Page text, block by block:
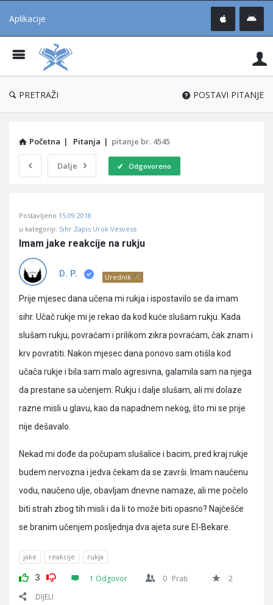
Aplikacije
®
PRETRAŽI POSTAVI PITANJE
Početna | Pitanja | pitanje br. 4545
Dalje Odgovoreno
Učene
Latest
Pitanja
Postavljeno 15.09.2018
u kategoriji: Sihr Zapis Urok Vesvese
Imam jake reakcije na rukju
D. P. Urednik
Prije mjesec dana učena mi rukja i ispostavilo se da imam
sihr. Učač rukje mi je rekao da kod kuće slušam rukju. Kada
slušam rukju, povraćam i prilikom zikra povraćam, čak znam i
krv povratiti. Nakon mjesec dana ponovo sam otišla kod
učača rukje i bila sam malo agresivna, galamila sam na njega
da prestane sa učenjem. Rukju i dalje slušam, ali mi dolaze
razne misli u glavu, kao da napadnem nekog, što mi se prije
nije dešavalo.
Nekad mi dođe da počupam slušalice i bacim, pred kraj rukje
budem nervozna i jedva čekam da se završi. Imam naučenu
vodu, naučeno ulje, obavljam dnevne namaze, ali me počelo
biti strah zbog tih misli i da li to može biti opasno? Najčešće
se branim učenjem posljednja dva ajeta sure El-Bekare.
jake reakcije rukja
3 1 Odgovor 0 Prati
2
DIJELI